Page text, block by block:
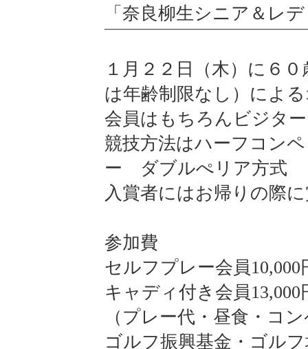
「奈良柳生シニア＆レ
１月２２日（木）に６
は年齢制限なし）によ
会員はもちろんビジタ
競技方法はハーフコン
ー ダブルぺリア方式
入賞者にはお帰りの際
参加費
セルフプレー会員
キャディ付き会員
（プレー代・昼食・コ
ゴルフ振興基金・ゴル